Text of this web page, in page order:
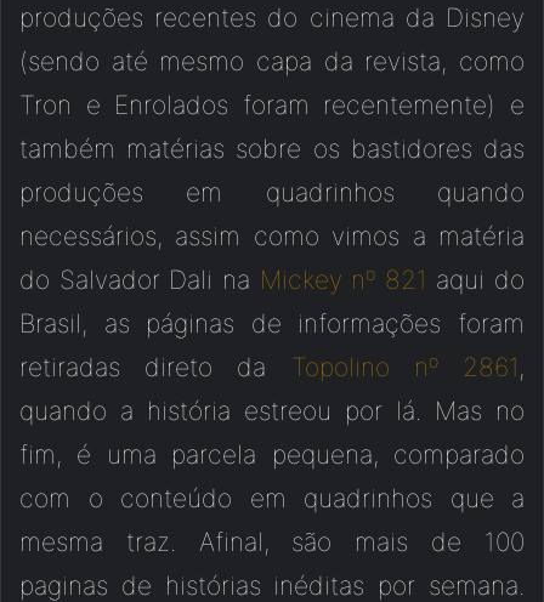
produções recentes do cinema da Disney
(sendo até mesmo capa da revista, como
Tron e Enrolados foram recentemente) e
também matérias sobre os bastidores das
produções em quadrinhos quando
necessários, assim como vimos a matéria
do Salvador Dali na Mickey nº 821 aqui do
Brasil, as páginas de informações foram
retiradas direto da Topolino nº 2861,
quando a história estreou por lá. Mas no
fim, é uma parcela pequena, comparado
com o conteúdo em quadrinhos que a
mesma traz. Afinal, são mais de 100
paginas de histórias inéditas por semana.